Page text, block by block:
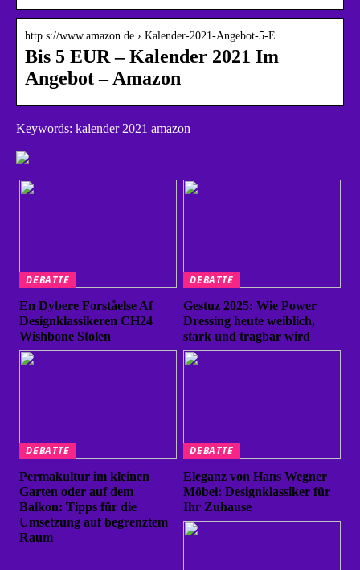
http s://www.amazon.de › Kalender-2021-Angebot-5-E…
Bis 5 EUR – Kalender 2021 Im
Angebot – Amazon
Keywords: kalender 2021 amazon
DEBATTE
En Dybere Forståelse Af
Designklassikeren CH24
Wishbone Stolen
DEBATTE
Gestuz 2025: Wie Power
Dressing heute weiblich,
stark und tragbar wird
DEBATTE
Permakultur im kleinen
Garten oder auf dem
Balkon: Tipps für die
Umsetzung auf begrenztem
Raum
DEBATTE
Eleganz von Hans Wegner
Möbel: Designklassiker für
Ihr Zuhause